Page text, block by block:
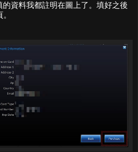
資料我都註明在圖上了。填好之後